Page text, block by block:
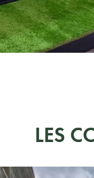
LES